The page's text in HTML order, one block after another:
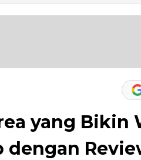
yang Bikin
dengan